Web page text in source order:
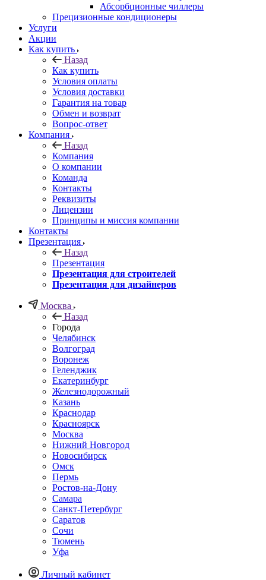
Абсорбционные чиллеры
Прецизионные кондиционеры
Услуги
Акции
Как купить
Назад
Как купить
Условия оплаты
Условия доставки
Гарантия на товар
Обмен и возврат
Вопрос-ответ
Компания
Назад
Компания
О компании
Команда
Контакты
Реквизиты
Лицензии
Принципы и миссия компании
Контакты
Презентация
Назад
Презентация
Презентация для строителей
Презентация для дизайнеров
Москва
Назад
Города
Челябинск
Волгоград
Воронеж
Геленджик
Екатеринбург
Железнодорожный
Казань
Краснодар
Красноярск
Москва
Нижний Новгород
Новосибирск
Омск
Пермь
Ростов-на-Дону
Самара
Санкт-Петербург
Саратов
Сочи
Тюмень
Уфа
Личный кабинет